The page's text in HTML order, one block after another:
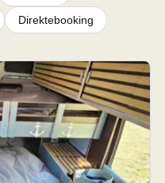
Direktebooking